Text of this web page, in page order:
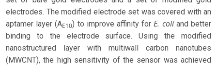
electrodes. The modified electrode set was covered with an
aptamer layer (AE10) to improve affinity forE. coliand better
binding to the electrode surface. Using the modified
nanostructured layer with multiwall carbon nanotubes
(MWCNT), the high sensitivity of the sensor was achieved